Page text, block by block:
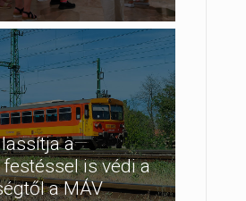
a
is védi a
a MÁV